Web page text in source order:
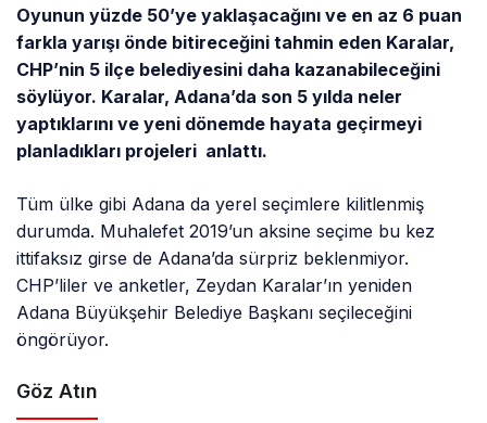
Oyunun yüzde 50’ye yaklaşacağını ve en az 6 puan
farkla yarışı önde bitireceğini tahmin eden Karalar,
CHP’nin 5 ilçe belediyesini daha kazanabileceğini
söylüyor. Karalar, Adana’da son 5 yılda neler
yaptıklarını ve yeni dönemde hayata geçirmeyi
planladıkları projeleri anlattı.
Tüm ülke gibi Adana da yerel seçimlere kilitlenmiş
durumda. Muhalefet 2019’un aksine seçime bu kez
ittifaksız girse de Adana’da sürpriz beklenmiyor.
CHP’liler ve anketler, Zeydan Karalar’ın yeniden
Adana Büyükşehir Belediye Başkanı seçileceğini
öngörüyor.
Göz Atın